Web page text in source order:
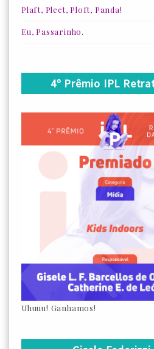
Plaft, Plect, Ploft, Panda!
Eu, Passarinho.
4º Prêmio IPL
Uhuuu! Ganhamos!